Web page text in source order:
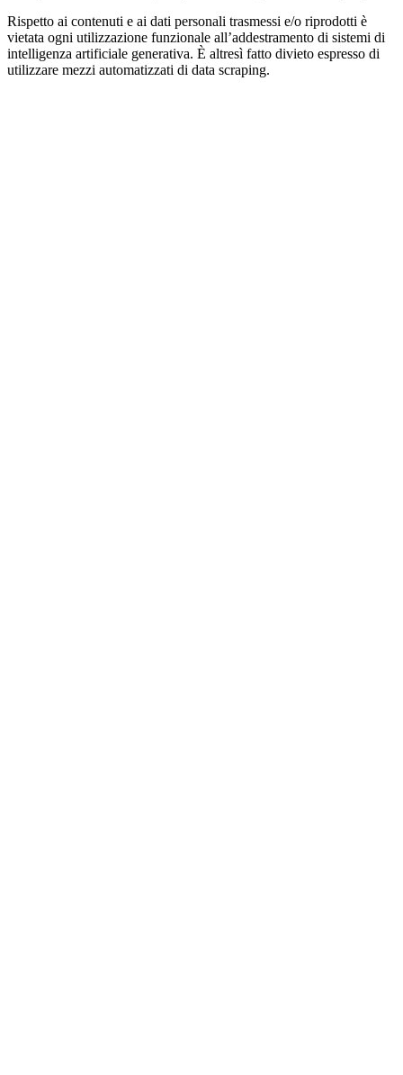
Rispetto ai contenuti e ai dati personali trasmessi e/o riprodotti è
vietata ogni utilizzazione funzionale all’addestramento di sistemi di
intelligenza artificiale generativa. È altresì fatto divieto espresso di
utilizzare mezzi automatizzati di data scraping.